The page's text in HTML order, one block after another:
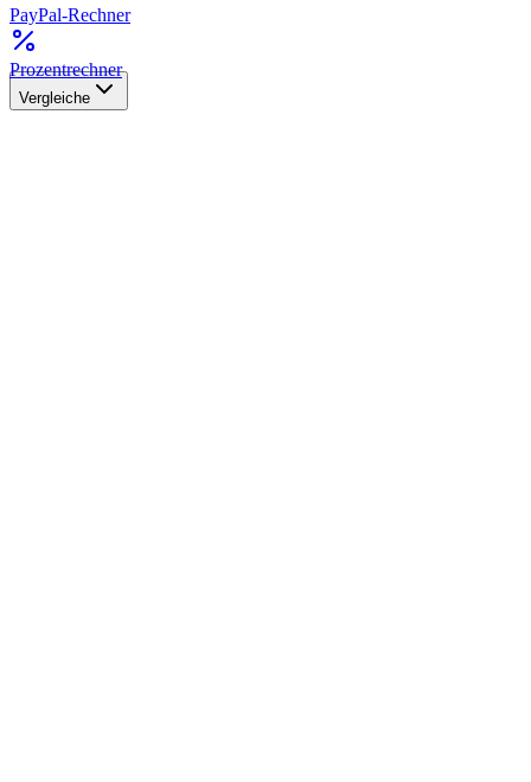
PayPal-Rechner
Prozentrechner
Vergleiche